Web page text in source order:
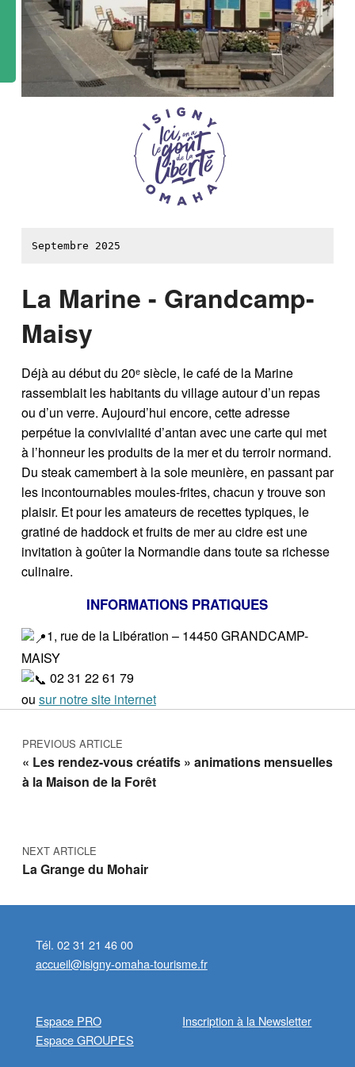
Septembre 2025
La Marine - Grandcamp-
Maisy
Déjà au début du 20ᵉ siècle, le café de la Marine
rassemblait les habitants du village autour d’un repas
ou d’un verre. Aujourd’hui encore, cette adresse
perpétue la convivialité d’antan avec une carte qui met
à l’honneur les produits de la mer et du terroir normand.
Du steak camembert à la sole meunière, en passant par
les incontournables moules-frites, chacun y trouve son
plaisir. Et pour les amateurs de recettes typiques, le
gratiné de haddock et fruits de mer au cidre est une
invitation à goûter la Normandie dans toute sa richesse
culinaire.
INFORMATIONS PRATIQUES
1, rue de la Libération – 14450 GRANDCAMP-
MAISY
02 31 22 61 79
ou sur notre site internet
Navigation de l’article
PREVIOUS ARTICLE
« Les rendez-vous créatifs » animations mensuelles
à la Maison de la Forêt
NEXT ARTICLE
La Grange du Mohair
Tél. 02 31 21 46 00
accueil@isigny-omaha-tourisme.fr
Espace PRO
Espace GROUPES
Inscription à la Newsletter